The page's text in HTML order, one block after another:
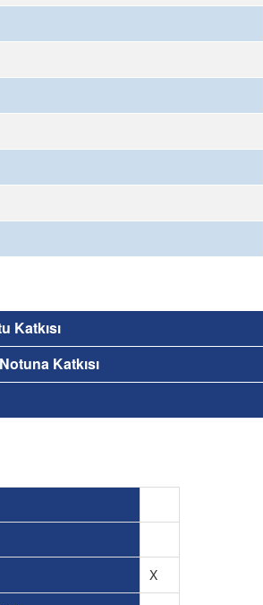
Katkısı
Katkısı
X